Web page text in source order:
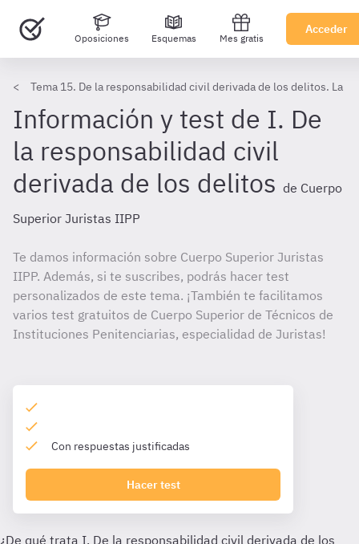
Oposiciones Esquemas Mes gratis
Acceder
Tema 15. De la responsabilidad civil derivada de los delitos. La
Información y test de I. De
la responsabilidad civil
derivada de los delitos de Cuerpo
Superior Juristas IIPP
Te damos información sobre Cuerpo Superior Juristas
IIPP. Además, si te suscribes, podrás hacer test
personalizados de este tema. ¡También te facilitamos
varios test gratuitos de Cuerpo Superior de Técnicos de
Instituciones Penitenciarias, especialidad de Juristas!
Con respuestas justificadas
Hacer test